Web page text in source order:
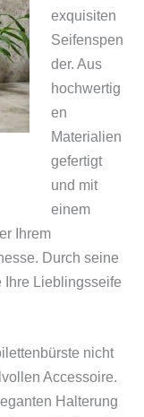
exquisiten
Seifenspen
der. Aus
hochwertig
en
Materialien
gefertigt
und mit
einem
Ihrem
Durch seine
Ihre Lieblingsseife
nicht
Accessoire.
Halterung